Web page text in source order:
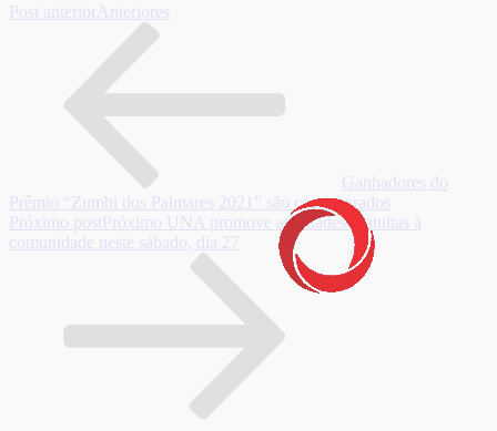
Post anterior Anteriores
Ganhadores do
Prêmio “Zumbi dos Palmares 2021” são condecorados
Próximo post Próximo UNA promove atividades gratuitas à
comunidade neste sábado, dia 27